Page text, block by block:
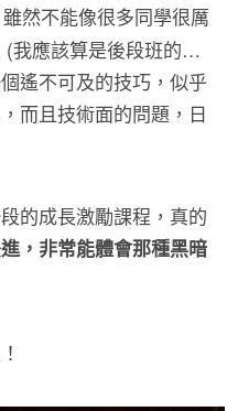
雖然不能像很多同學很厲
(我應該算是後段班的…
遙不可及的技巧，似乎
而且技術面的問題，日
的成長激勵課程，真的
，非常能體會那種黑暗